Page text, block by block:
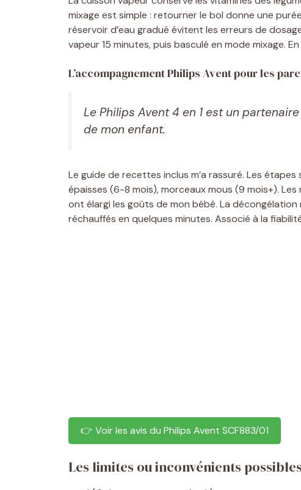
mixage est simple : retourner le bol donne une
réservoir d’eau gradué évitent les erreurs de
vapeur 15 minutes, puis basculé en mode mixage.
L’accompagnement Philips Avent pour les
Le Philips Avent 4 en 1 est un
de mon enfant.
Le guide de recettes inclus m’a rassuré. Les
épaisses (6-8 mois), morceaux mous (9 mois+).
ont élargi les goûts de mon bébé. La décongélation
réchauffés en quelques minutes. Associé à la
👉 Voir les avis du Philips Avent SCF883/01
Les limites ou inconvénients possibles